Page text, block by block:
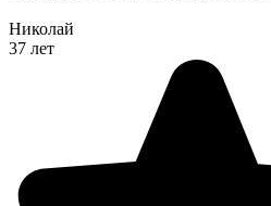
Николай
37 лет